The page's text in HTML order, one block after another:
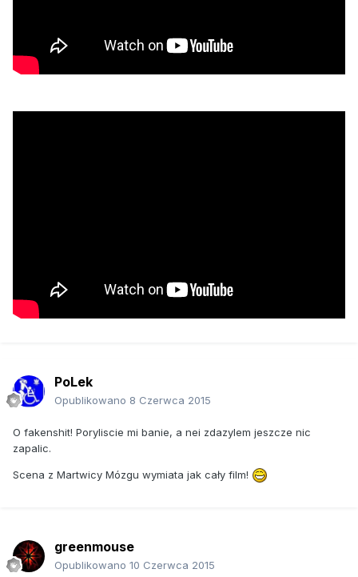
PoLek
Opublikowano 8 Czerwca 2015
O fakenshit! Poryliscie mi banie, a nei zdazylem jeszcze nic
zapalic.
Scena z Martwicy Mózgu wymiata jak cały film!
greenmouse
Opublikowano 10 Czerwca 2015